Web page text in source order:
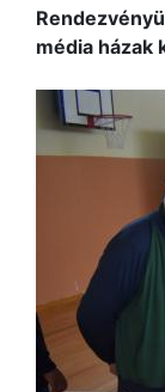
média házak